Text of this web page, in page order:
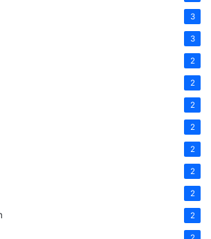
3
3
2
2
2
2
2
2
2
2